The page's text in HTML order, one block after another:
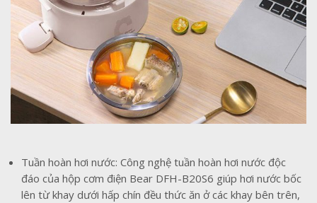
Tuần hoàn hơi nước: Công nghệ tuần hoàn hơi nước độc
đáo của hộp cơm điện Bear DFH-B20S6 giúp hơi nước bốc
lên từ khay dưới hấp chín đều thức ăn ở các khay bên trên,